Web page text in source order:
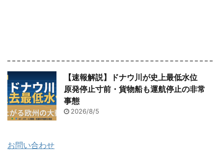
【速報解説】ドナウ川が史上最低水位
原発停止寸前・貨物船も運航停止の非常
事態
2026/8/5
お問い合わせ